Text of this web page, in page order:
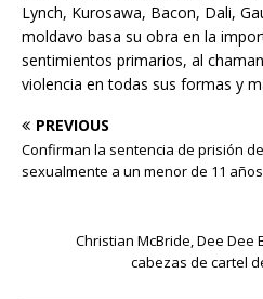
Lynch, Kurosawa, Bacon, Dali,
moldavo basa su obra en la
sentimientos primarios, al
violencia en todas sus formas y
PREVIOUS
Confirman la sentencia de prisión
sexualmente a un menor de 11 años
Christian McBride, Dee
cabezas de cartel